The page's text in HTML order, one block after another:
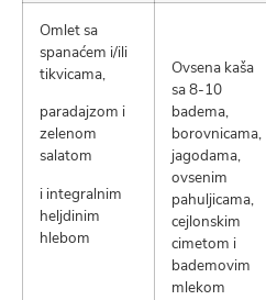
Omlet sa
spanaćem i/ili
tikvicama,
paradajzom i
zelenom
salatom
i integralnim
heljdinim
hlebom
Ovsena kaša
sa 8-10
badema,
borovnicama,
jagodama,
ovsenim
pahuljicama,
cejlonskim
cimetom i
bademovim
mlekom